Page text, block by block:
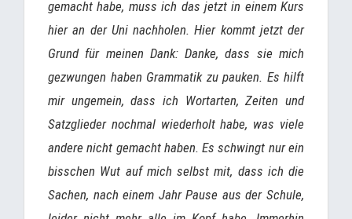
gemacht habe, muss ich das jetzt in einem Kurs
hier an der Uni nachholen. Hier kommt jetzt der
Grund für meinen Dank: Danke, dass sie mich
gezwungen haben Grammatik zu pauken. Es hilft
mir ungemein, dass ich Wortarten, Zeiten und
Satzglieder nochmal wiederholt habe, was viele
andere nicht gemacht haben. Es schwingt nur ein
bisschen Wut auf mich selbst mit, dass ich die
Sachen, nach einem Jahr Pause aus der Schule,